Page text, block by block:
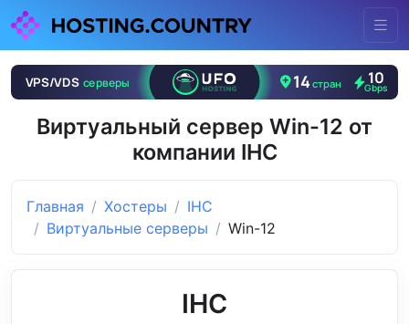
Виртуальный сервер Win-12 от
компании IHC
Главная Хостеры
IHC
Виртуальные серверы
Win-12
IHC